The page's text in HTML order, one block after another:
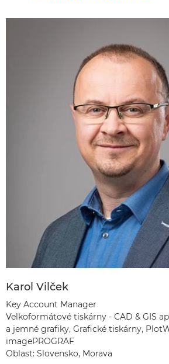
Karol Vilček
Key Account Manager
Velkoformátové tiskárny - CAD & GIS
a jemné grafiky, Grafické tiskárny,
imagePROGRAF
Oblast: Slovensko, Morava